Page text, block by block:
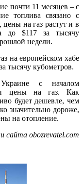
почти 11 месяцев – с
топлива связано с
на газ растут и в
до $117 за тысячу
недели.
на европейском хабе
тысячу кубометров.
с началом
цены на газ. Как
будет дешевле, чем
значительно дороже,
на отопление.
сайта obozrevatel.com